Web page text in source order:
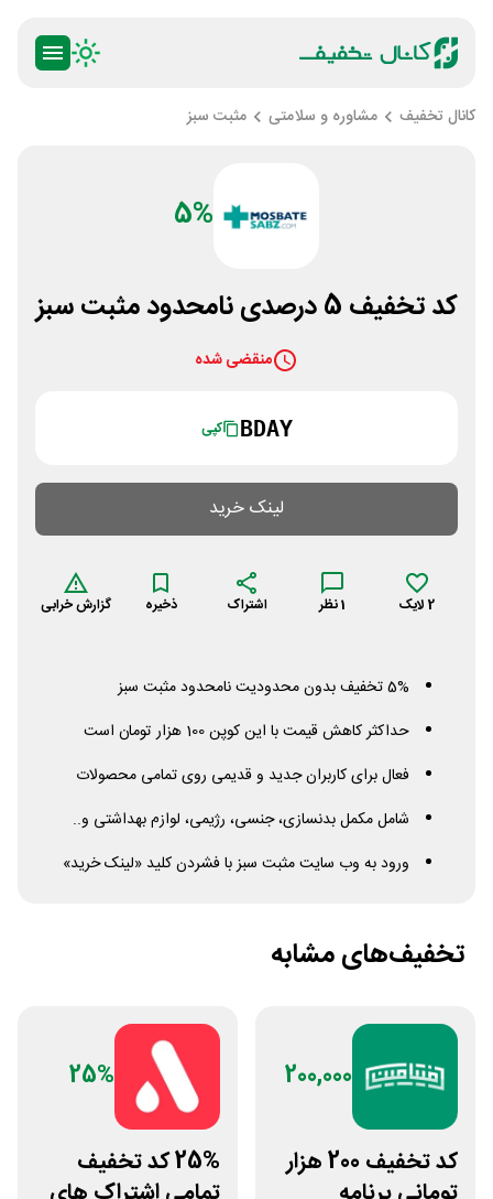
کانال تخفیف مشاوره و سلامتی مثبت سبز
5%
کد تخفیف 5 درصدی نامحدود مثبت سبز
منقضی شده
BDAY کپی
لینک خرید
2لایک 1نظر اشتراک ذخیره گزارش خرابی
5% تخفیف بدون محدودیت نامحدود مثبت سبز
حداکثر کاهش قیمت با این کوپن 100 هزار تومان است
فعال برای کاربران جدید و قدیمی روی تمامی محصولات
شامل مکمل بدنسازی، جنسی، رژیمی، لوازم بهداشتی و..
ورود به وب سایت مثبت سبز با فشردن کلید «لینک خرید»
تخفیف‌های مشابه
200,000
کد تخفیف 200 هزار
25%
25% کد تخفیف